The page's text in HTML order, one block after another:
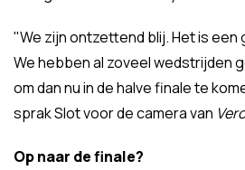
"We zijn ontzettend blij. Het is
We hebben al zoveel wedstrijden
om dan nu in de halve finale te
sprak Slot voor de camera van
Op naar de finale?